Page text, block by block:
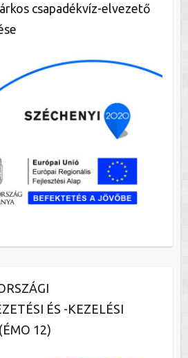
csapadékvíz-elvezető
ÉS -KEZELÉSI
12)